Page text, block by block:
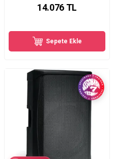
14.076TL
Sepete Ekle